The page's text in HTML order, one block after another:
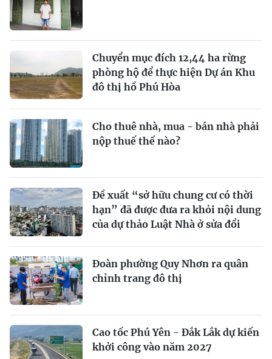
Chuyển mục đích 12,44 ha rừng
phòng hộ để thực hiện Dự án Khu
đô thị hồ Phú Hòa
Cho thuê nhà, mua - bán nhà phải
nộp thuế thế nào?
Đề xuất “sở hữu chung cư có thời
hạn” đã được đưa ra khỏi nội dung
của dự thảo Luật Nhà ở sửa đổi
Đoàn phường Quy Nhơn ra quân
chỉnh trang đô thị
Cao tốc Phú Yên - Đắk Lắk dự kiến
khởi công vào năm 2027